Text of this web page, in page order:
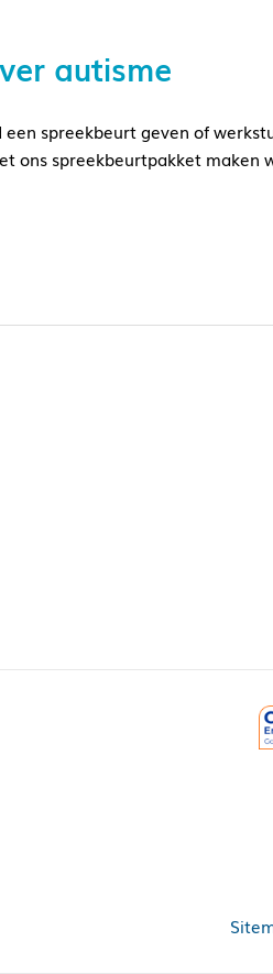
autisme
een spreekbeurt geven of
ons spreekbeurtpakket maken